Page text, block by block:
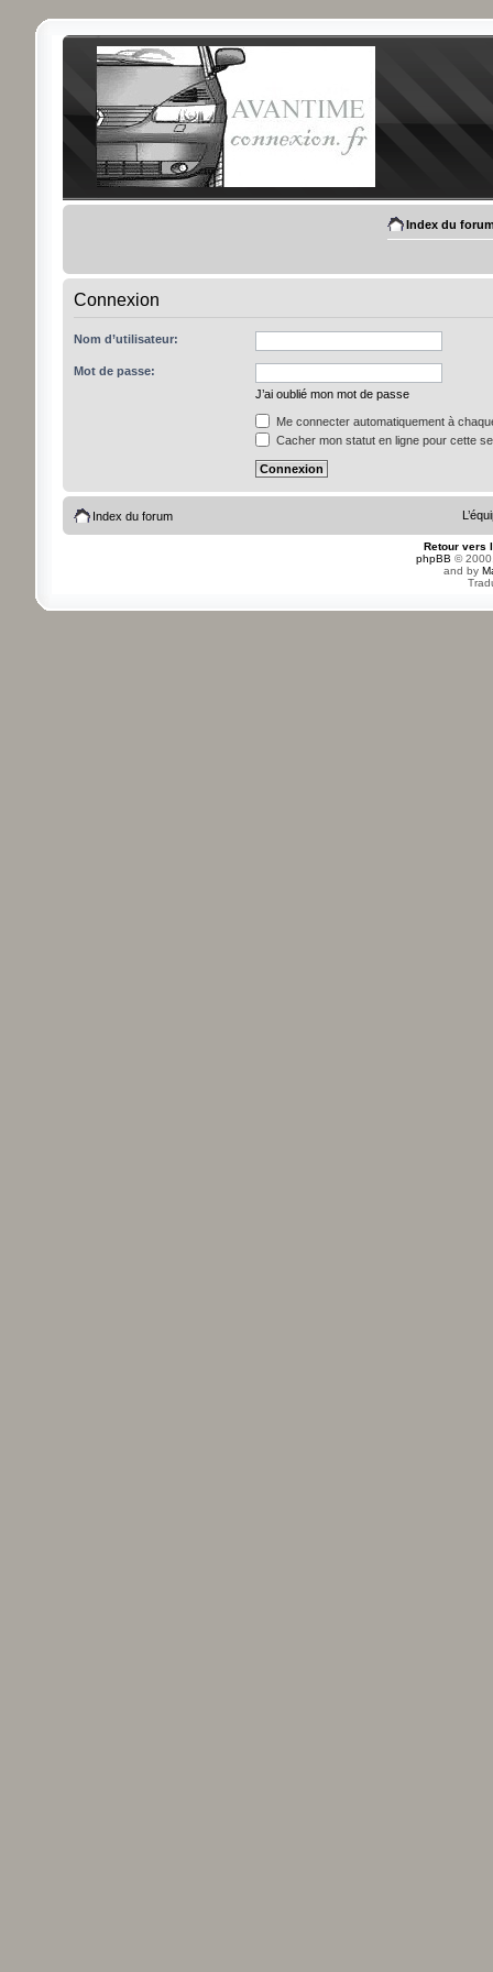
Index du
Connexion
Nom d’utilisateur:
Mot de passe:
J’ai oublié mon mot de passe
Me connecter automatiquement à
Cacher mon statut en ligne pour cette
Index du forum
Retour vers
phpBB ©
and by